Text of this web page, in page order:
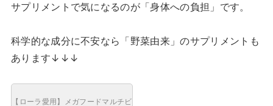
サプリメントで気になるのが「身体への負担」です。
科学的な成分に不安なら「野菜由来」のサプリメントも
あります↓↓↓
【ローラ愛用】メガフードマルチビ